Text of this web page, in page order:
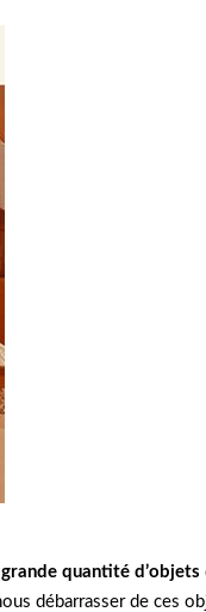
grande quantité d’objets
débarrasser de ces